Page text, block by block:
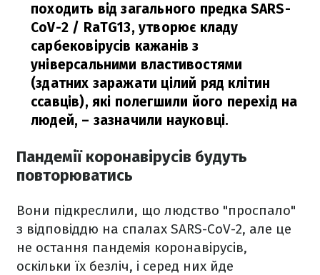
походить від загального предка SARS-
CoV-2 / RaTG13, утворює кладу
сарбековірусів кажанів з
універсальними властивостями
(здатних заражати цілий ряд клітин
ссавців), які полегшили його перехід на
людей, – зазначили науковці.
Пандемії коронавірусів будуть
повторюватись
Вони підкреслили, що людство "проспало"
з відповіддю на спалах SARS-CoV-2, але це
не остання пандемія коронавірусів,
оскільки їх безліч, і серед них йде